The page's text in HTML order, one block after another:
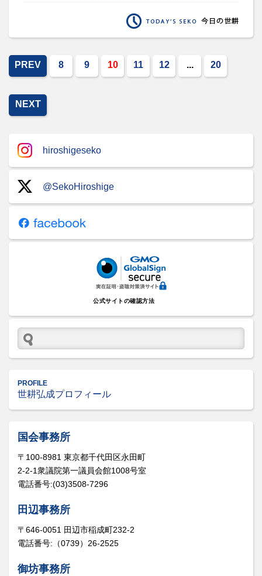
PREV 8 9 10 11 12 ... 20
NEXT
hiroshigeseko
@SekoHiroshige
公式サイトの確認方法
PROFILE
世耕弘成プロフィール
国会事務所
〒100-8981 東京都千代田区永田町
2-2-1衆議院第一議員会館1008号室
電話番号:(03)3508-7296
田辺事務所
〒646-0051 田辺市稲成町232-2
電話番号:（0739）26-2525
御坊事務所